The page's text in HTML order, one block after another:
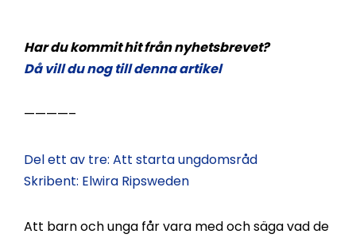
Har du kommit hit från nyhetsbrevet?
Då vill du nog till denna artikel
————–
Del ett av tre: Att starta ungdomsråd
Skribent: Elwira Ripsweden
Att barn och unga får vara med och säga vad de